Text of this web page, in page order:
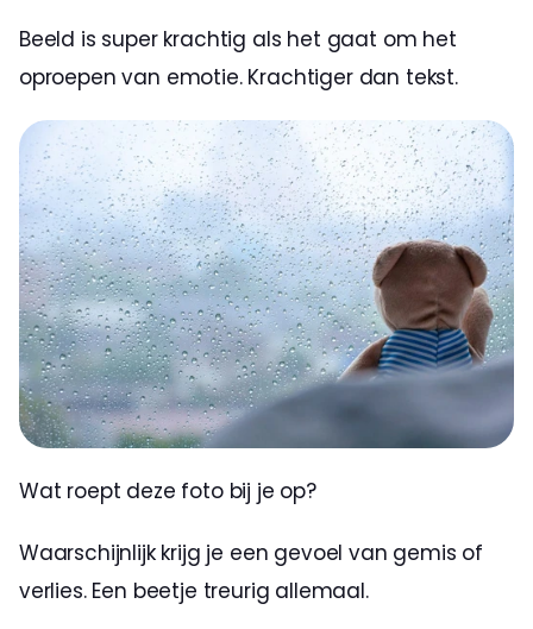
Beeld is super krachtig als het gaat om het
oproepen van emotie. Krachtiger dan tekst.
Wat roept deze foto bij je op?
Waarschijnlijk krijg je een gevoel van gemis of
verlies. Een beetje treurig allemaal.